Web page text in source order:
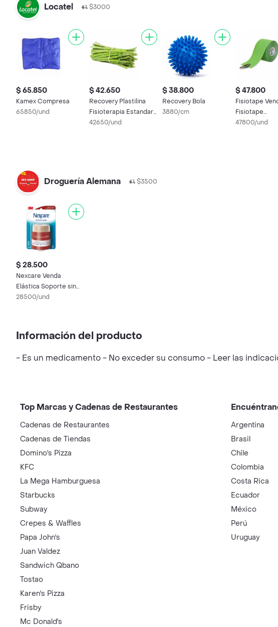
Locatel $3000
$ 65.850
Kamex Compresa
65850/und
$ 42.650
Recovery Plastilina
Fisioterapia Estandar
Azul
42650/und
$ 38.800
Recovery Bola
3880/cm
$ 47.800
Fisiotape
Fisiotape
47800/und
Droguería Alemana $3500
$ 28.500
Nexcare Venda
Elástica Soporte sin
Dolor
28500/und
Información del producto
- Es un medicamento - No exceder su consumo - Leer las
Top Marcas y Cadenas de Restaurantes
Cadenas de Restaurantes
Cadenas de Tiendas
Domino's Pizza
KFC
La Mega Hamburguesa
Starbucks
Subway
Crepes & Waffles
Papa John's
Juan Valdez
Sandwich Qbano
Tostao
Karen's Pizza
Frisby
Mc Donald's
Argentina
Brasil
Chile
Colombia
Costa Rica
Ecuador
México
Perú
Uruguay